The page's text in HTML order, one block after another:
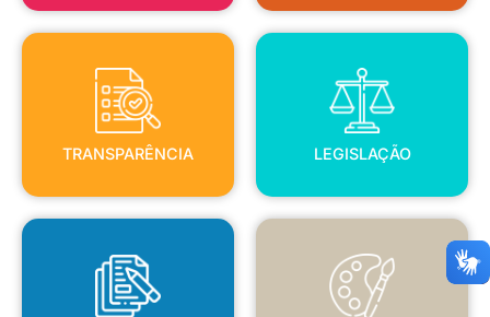
TRANSPARÊNCIA
TRANSPARÊNCIA
LEGISLAÇÃO
LEGISLAÇÃO
EDITAIS LEI PAULO GUSTAVO